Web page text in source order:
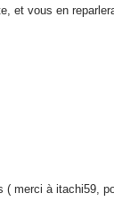
et vous en
( merci à itachi59,